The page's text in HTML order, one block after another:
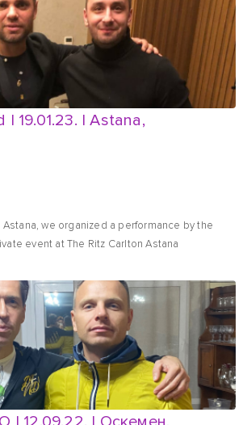
| 19.01.23. | Astana,
Astana, we organized a performance by the
event at The Ritz Carlton Astana